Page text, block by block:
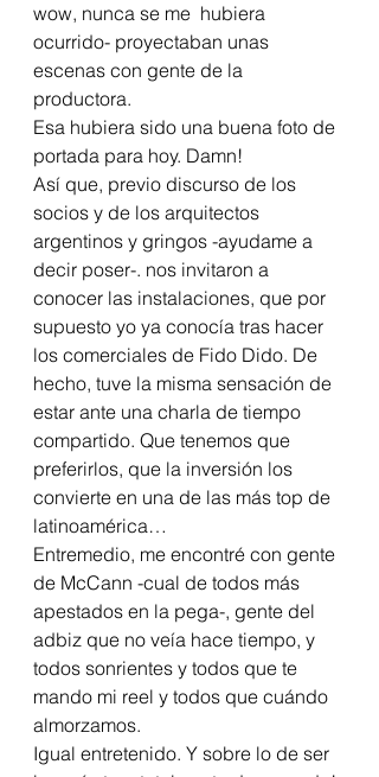
wow, nunca se me  hubiera
ocurrido- proyectaban unas
escenas con gente de la
productora.
Esa hubiera sido una buena foto de
portada para hoy. Damn!
Así que, previo discurso de los
socios y de los arquitectos
argentinos y gringos -ayudame a
decir poser-. nos invitaron a
conocer las instalaciones, que por
supuesto yo ya conocía tras hacer
los comerciales de Fido Dido. De
hecho, tuve la misma sensación de
estar ante una charla de tiempo
compartido. Que tenemos que
preferirlos, que la inversión los
convierte en una de las más top de
latinoamérica…
Entremedio, me encontré con gente
de McCann -cual de todos más
apestados en la pega-, gente del
adbiz que no veía hace tiempo, y
todos sonrientes y todos que te
mando mi reel y todos que cuándo
almorzamos.
Igual entretenido. Y sobre lo de ser